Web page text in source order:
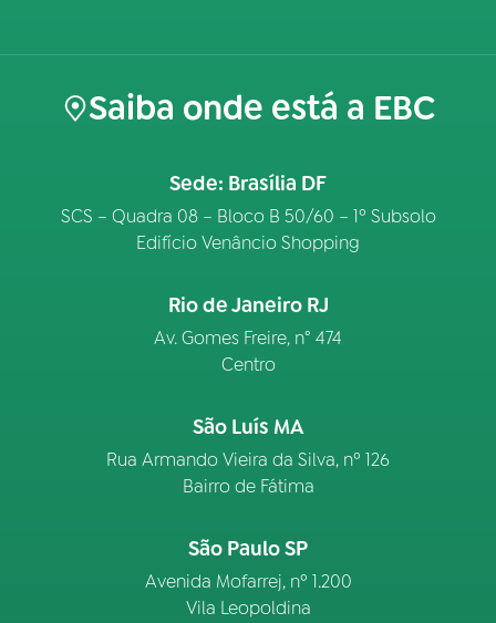
Saiba onde está a EBC
Sede: Brasília DF
SCS – Quadra 08 – Bloco B 50/60 – 1º Subsolo
Edifício Venâncio Shopping
Rio de Janeiro RJ
Av. Gomes Freire, n° 474
Centro
São Luís MA
Rua Armando Vieira da Silva, nº 126
Bairro de Fátima
São Paulo SP
Avenida Mofarrej, nº 1.200
Vila Leopoldina